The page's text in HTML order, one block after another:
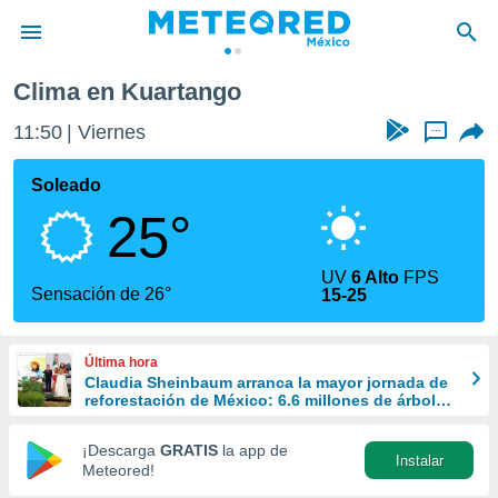
de
ha sido
calidad.
a este
las
y
forma
digital
basada
Clima en Kuartango
11:50 Viernes ...
Soleado
25°
Sensación de 26°
UV6 Alto FPS
15-25
Última hora
Claudia Sheinbaum arranca la mayor jornada de
reforestación de México: 6.6 millones de árboles
¡Descarga GRATIS la app de
Meteored!
Instalar